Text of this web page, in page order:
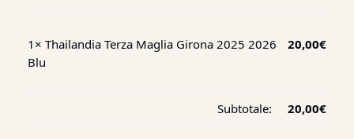
1× Thailandia Terza Maglia Girona 2025 2026
Blu
20,00€
Subtotale: 20,00€